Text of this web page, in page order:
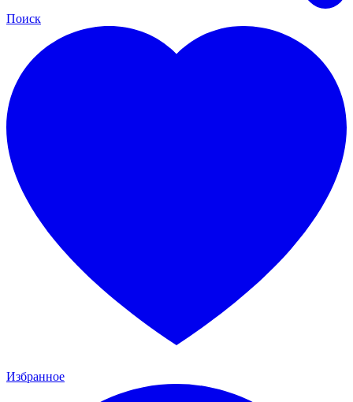
Поиск
Избранное